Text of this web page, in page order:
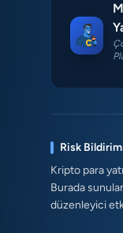
Risk
Kripto para
Burada
düzenleyici